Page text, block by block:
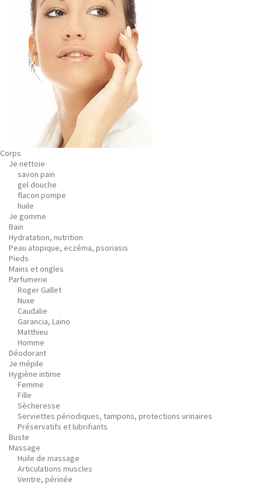
Corps
Je nettoie
savon pain
gel douche
flacon pompe
huile
Je gomme
Bain
Hydratation, nutrition
Peau atopique, eczéma, psoriasis
Pieds
Mains et ongles
Parfumerie
Roger Gallet
Nuxe
Caudalie
Garancia, Laino
Matthieu
Homme
Déodorant
Je mépile
Hygiène intime
Femme
Fille
Sècheresse
Serviettes périodiques, tampons, protections urinaires
Préservatifs et lubrifiants
Buste
Massage
Huile de massage
Articulations muscles
Ventre, périnée